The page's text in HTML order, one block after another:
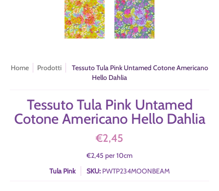
Tessuto Tula Pink Untamed Cotone Americano Hello Dahlia miniature
Tessuto Tula Pink Untamed Cotone
Home Prodotti
Tessuto Tula Pink Untamed Cotone Americano
Hello Dahlia
Tessuto Tula Pink Untamed
Cotone Americano Hello Dahlia
€2,45
€2,45 per10cm
Tula Pink
SKU: PWTP234MOONBEAM